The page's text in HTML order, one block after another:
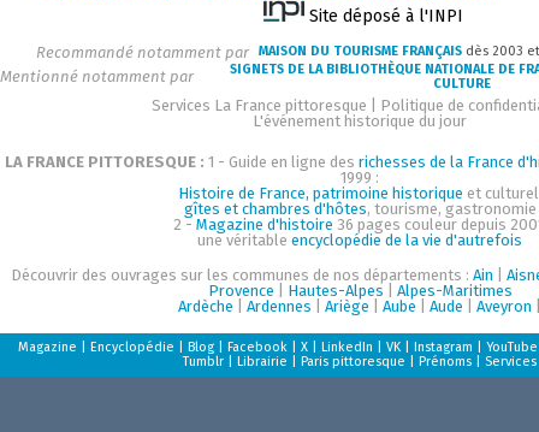
Site déposé à l'INPI
Recommandé notamment par MAISON DU TOURISME FRANÇAIS dès 2003
Mentionné notamment par
SIGNETS DE LA BIBLIOTHÈQUE NATIONALE DE
CULTURE
Services La France pittoresque
Politique de
L'événement historique du jour
LA FRANCE PITTORESQUE : 1 - Guide en ligne des richesses de la France
1999 :
Histoire de France, patrimoine historique et
gîtes et chambres d'hôtes, tourisme, gastronomie
2 - Magazine d'histoire 36 pages couleur depuis
une véritableencyclopédie de la vie d'autrefois
Découvrir des ouvrages sur les communes de nos départements :Ain |
Provence
Hautes-Alpes
Alpes-Maritimes
Ardèche |Ardennes |Ariège |Aube |Aude |Aveyron
Magazine |Encyclopédie |Blog |Facebook |X |LinkedIn |VK |Instagram |YouTube
Tumblr |Librairie |Paris pittoresque |Prénoms Services